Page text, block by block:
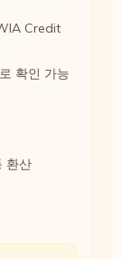
Credit
확인 가능
환산